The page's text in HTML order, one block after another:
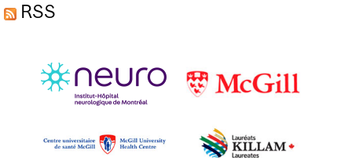
MONDE PLUS INCLUSIF,
J’EMBARQUE »
RSS